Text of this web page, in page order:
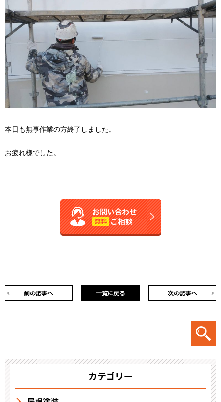
本日も無事作業の方終了しました。
お疲れ様でした。
お問い合わせ
無料 ご相談
前の記事へ 次の記事へ
一覧に戻る
カテゴリー